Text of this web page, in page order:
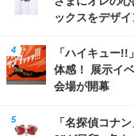
ックスをデザイ
「ハイキュー
体感！ 展示イ
会場が開幕
「名探偵コナ